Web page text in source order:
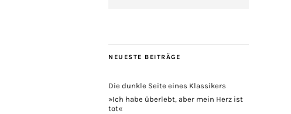
NEUESTE BEITRÄGE
Die dunkle Seite eines Klassikers
»Ich habe überlebt, aber mein Herz ist
tot«